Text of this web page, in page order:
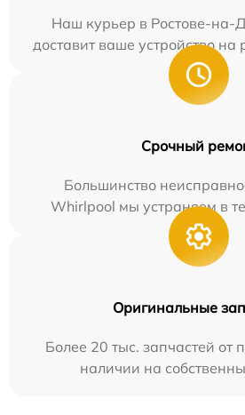
Наш курьер в Ростове-на-
доставит ваше устройство на
Срочный
Большинство
Whirlpool мы устраняем в
Оригинальные
Более 20 тыс. запчастей от
наличии на